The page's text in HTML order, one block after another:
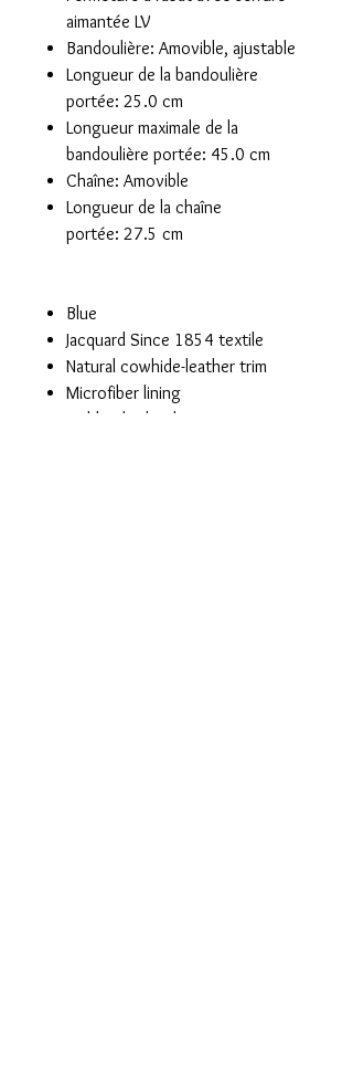
aimantée LV
Bandoulière: Amovible, ajustable
Longueur de la bandoulière
portée: 25.0 cm
Longueur maximale de la
bandoulière portée: 45.0 cm
Chaîne: Amovible
Longueur de la chaîne
portée: 27.5 cm
Blue
Jacquard Since 1854 textile
Natural cowhide-leather trim
Microfiber lining
Gold-color hardware